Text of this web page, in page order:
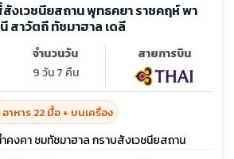
สังเวชนียสถาน พุทธคยา ราชคฤห์ พา
สาวัตถี ทัชมาฮาล เดลี
จำนวนวัน
9 วัน 7 คืน
สายการบิน
อาหาร 22 มื้อ + บนเครื่อง
คงคา ชมทัชมาฮาล กราบสังเวชนียสถาน